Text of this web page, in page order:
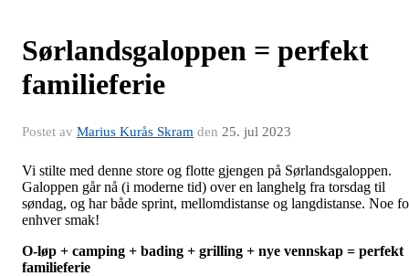
Sørlandsgaloppen = perfekt
familieferie
Postet av Marius Kurås Skram den 25. jul 2023
Vi stilte med denne store og flotte gjengen på Sørlandsgaloppen.
Galoppen går nå (i moderne tid) over en langhelg fra torsdag til
søndag, og har både sprint, mellomdistanse og langdistanse. Noe
enhver smak!
O-løp + camping + bading + grilling + nye vennskap = perfekt
familieferie